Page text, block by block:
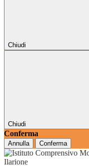
Chiudi
Chiudi
Conferma
Annulla Conferma